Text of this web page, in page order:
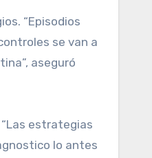
“Episodios
se van a
aseguró
estrategias
lo antes